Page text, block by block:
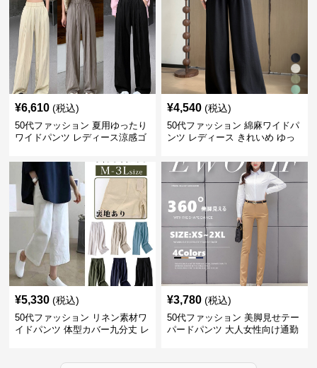
¥6,610 (税込)
50代ファッション 夏用ゆったり
ワイドパンツ レディース涼感ゴ
¥4,540 (税込)
50代ファッション 綿麻ワイドパ
ンツ レディース きれいめ ゆっ
¥5,330 (税込)
50代ファッション リネン素材ワ
イドパンツ 体型カバー九分丈 レ
¥3,780 (税込)
50代ファッション 美脚見せテー
パードパンツ 大人女性向け通勤